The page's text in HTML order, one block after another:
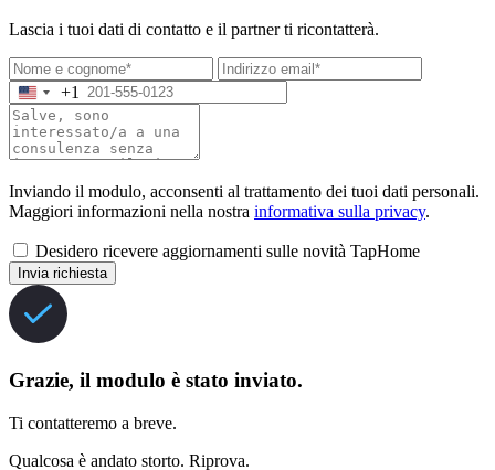
Lascia i tuoi dati di contatto e il partner ti ricontatterà.
+1
Inviando il modulo, acconsenti al trattamento dei tuoi dati personali.
Maggiori informazioni nella nostra informativa sulla privacy.
Desidero ricevere aggiornamenti sulle novità TapHome
Invia richiesta
Grazie, il modulo è stato inviato.
Ti contatteremo a breve.
Qualcosa è andato storto. Riprova.